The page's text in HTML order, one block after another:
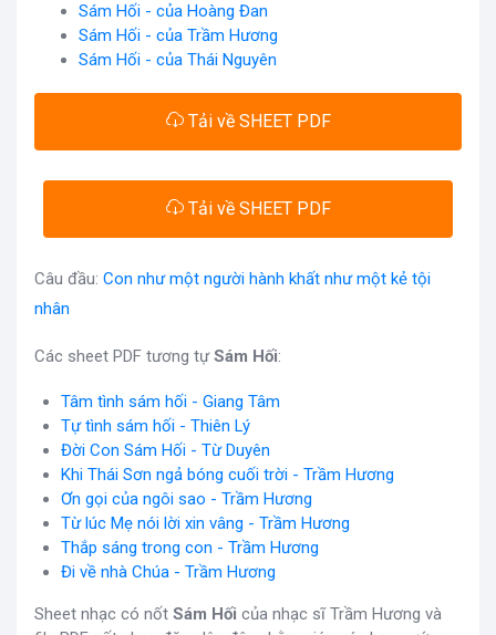
Sám Hối - của Hoàng Đan
Sám Hối - của Trầm Hương
Sám Hối - của Thái Nguyên
Tải về SHEET PDF
Tải về SHEET PDF
Câu đầu: Con như một người hành khất như một kẻ tội
nhân
Các sheet PDF tương tựSám Hối:
Tâm tình sám hối - Giang Tâm
Tự tình sám hối - Thiên Lý
Đời Con Sám Hối - Từ Duyên
Khi Thái Sơn ngả bóng cuối trời - Trầm Hương
Ơn gọi của ngôi sao - Trầm Hương
Từ lúc Mẹ nói lời xin vâng - Trầm Hương
Thắp sáng trong con - Trầm Hương
Đi về nhà Chúa - Trầm Hương
Sheet nhạc có nốt Sám Hối của nhạc sĩ Trầm Hương và